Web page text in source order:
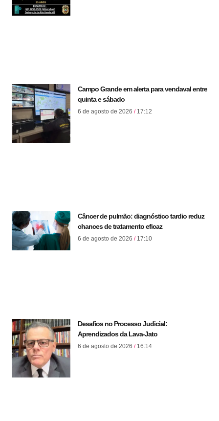
Campo Grande em alerta para vendaval entre
quinta e sábado
6 de agosto de 2026 17:12
Câncer de pulmão: diagnóstico tardio reduz
chances de tratamento eficaz
6 de agosto de 2026 17:10
Desafios no Processo Judicial:
Aprendizados da Lava-Jato
6 de agosto de 2026 16:14